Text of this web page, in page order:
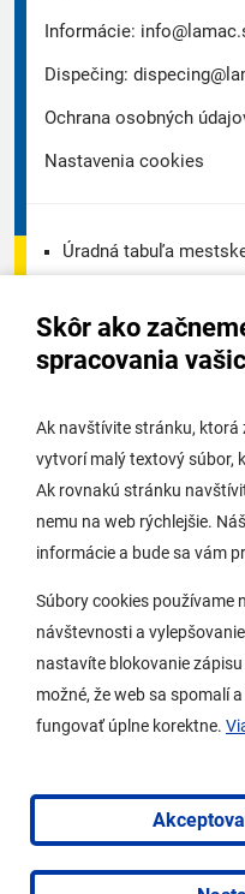
Skôr ako
spracovania
Ak navštívite stránku, ktorá
vytvorí malý textový súbor,
Ak rovnakú stránku
nemu na web rýchlejšie.
informácie a bude sa vám
Súbory cookies používame
návštevnosti a
nastavíte blokovanie
možné, že web sa spomalí
fungovať úplne korektne.
Informácie:
Dispečing:
Ochrana osobných
Nastavenia cookies
Úradná tabuľa
Úradná tabuľa
Potrebujem vybaviť
Samospráva
O Lamači
Mobilná aplikácia
Kontakty
Vyhlásenie o